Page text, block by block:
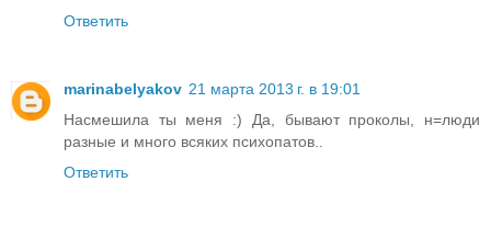
Ответить
marinabelyakov 21 марта 2013 г. в 19:01
Насмешила ты меня :) Да, бывают проколы, н=люди
разные и много всяких психопатов..
Ответить